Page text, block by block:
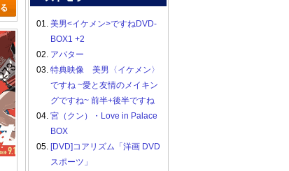
01. 美男<イケメン>ですねDVD-
BOX1 +2
02. アバター
03. 特典映像 美男〈イケメン〉
ですね ~愛と友情のメイキン
グですね~ 前半+後半ですね
04. 宮（クン）・Love in Palace
BOX
05. [DVD]コアリズム「洋画 DVD
スポーツ」